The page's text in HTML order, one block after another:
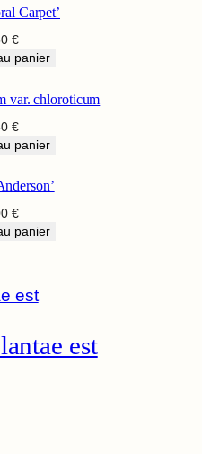
Carpet’
€
panier
var. chloroticum
€
panier
€
panier
est